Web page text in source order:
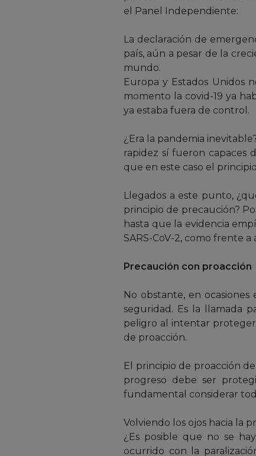
el Panel Independiente:
La declaración de
país, aún a pesar de la
mundo.
Europa y Estados Unidos
momento la covid-19 ya
ya estaba fuera de control.
¿Era la pandemia
rapidez sí fueron capaces
que en este caso el
Llegados a este punto,
principio de precaución?
hasta que la evidencia
SARS-CoV-2, como frente
Precaución con proacción
No obstante, en
seguridad. Es la llamada
peligro al intentar
de proacción.
El principio de proacción
progreso debe ser
fundamental considerar
Volviendo los ojos hacia la
¿Es posible que no se
ocurrido con la